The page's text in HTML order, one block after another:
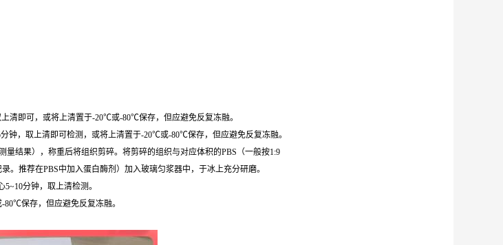
清即可，或将上清置于-20℃或-80℃保存，但应避免反复冻融。
钟，取上清即可检测，或将上清置于-20℃或-80℃保存，但应避免反复冻融。
结果），称重后将组织剪碎。将剪碎的组织与对应体积的PBS（一般按1:9
推荐在PBS中加入蛋白酶剂）加入玻璃匀浆器中，于冰上充分研磨。
分钟，取上清检测。
保存，但应避免反复冻融。